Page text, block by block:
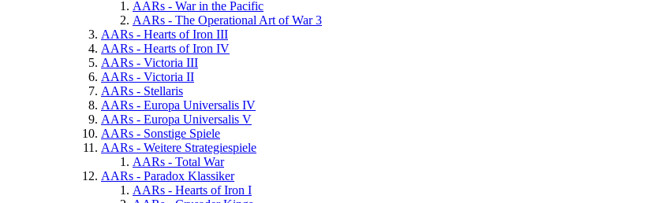
AARs - War in the Pacific
AARs - The Operational Art of War 3
AARs - Hearts of Iron III
AARs - Hearts of Iron IV
AARs - Victoria III
AARs - Victoria II
AARs - Stellaris
AARs - Europa Universalis IV
AARs - Europa Universalis V
AARs - Sonstige Spiele
AARs - Weitere Strategiespiele
AARs - Total War
AARs - Paradox Klassiker
AARs - Hearts of Iron I